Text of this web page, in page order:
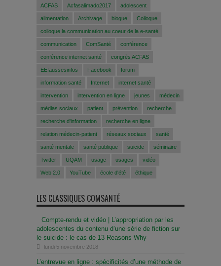
ACFAS Acfasalimado2017 adolescent
alimentation Archivage blogue Colloque
colloque la communication au coeur de la e-santé
communication ComSanté conférence
conférence internet santé congrès ACFAS
EEfaussesinfos Facebook forum
information santé Internet internet santé
intervention intervention en ligne jeunes médecin
médias sociaux patient prévention recherche
recherche d'information recherche en ligne
relation médecin-patient réseaux sociaux santé
santé mentale santé publique suicide séminaire
Twitter UQAM usage usages vidéo
Web 2.0 YouTube école d'été éthique
LES CLASSIQUES COMSANTÉ
Compte-rendu et vidéo | L’appropriation par les
adolescentes du contenu d’une série de fiction sur
le suicide : le cas de 13 Reasons Why
lundi 5 novembre 2018
L’entrevue en ligne : spécificités d’une méthode de